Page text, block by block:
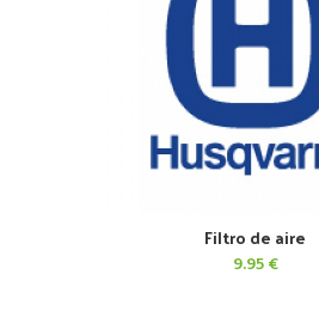
AÑADIR AL CARRITO
Filtro de aire
9.95€